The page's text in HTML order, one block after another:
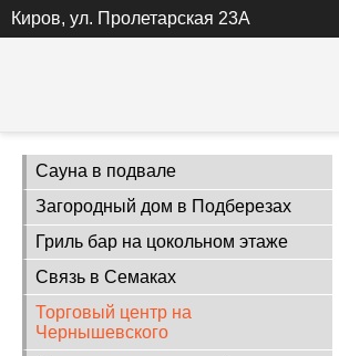
Киров, ул. Пролетарская 23А
Сауна в подвале
Загородный дом в Подберезах
Гриль бар на цокольном этаже
Связь в Семаках
Торговый центр на
Чернышевского